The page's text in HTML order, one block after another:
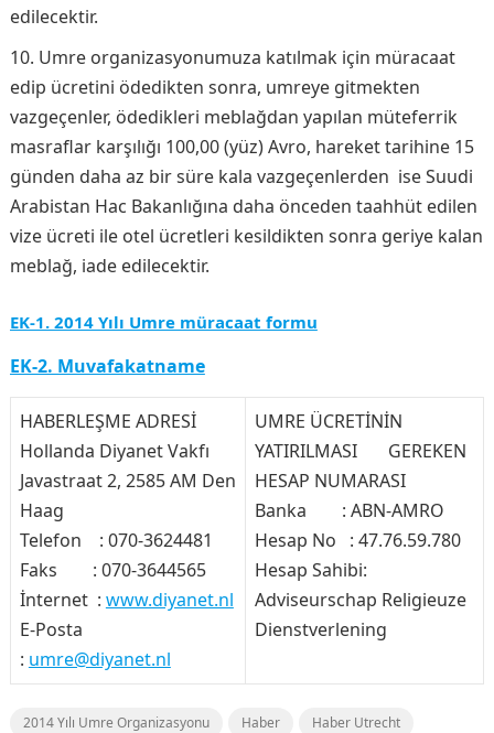
edilecektir.
Umre organizasyonumuza katılmak için müracaat
edip ücretini ödedikten sonra, umreye gitmekten
vazgeçenler, ödedikleri meblağdan yapılan müteferrik
masraflar karşılığı 100,00 (yüz) Avro, hareket tarihine 15
günden daha az bir süre kala vazgeçenlerden ise Suudi
Arabistan Hac Bakanlığına daha önceden taahhüt edilen
vize ücreti ile otel ücretleri kesildikten sonra geriye kalan
meblağ, iade edilecektir.
EK-1. 2014 Yılı Umre müracaat formu
EK-2. Muvafakatname
HABERLEŞME ADRESİ
Hollanda Diyanet Vakfı
Javastraat 2, 2585 AM Den
Haag
Telefon : 070-3624481
Faks : 070-3644565
İnternet : www.diyanet.nl
E-Posta
: umre@diyanet.nl
UMRE ÜCRETİNİN
YATIRILMASI GEREKEN
HESAP NUMARASI
Banka : ABN-AMRO
Hesap No : 47.76.59.780
Hesap Sahibi:
Adviseurschap Religieuze
Dienstverlening
2014 Yılı Umre Organizasyonu Haber
Haber Utrecht